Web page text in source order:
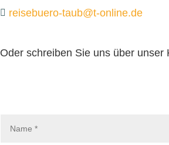
 reisebuero-taub@t-online.de
Oder schreiben Sie uns über unser